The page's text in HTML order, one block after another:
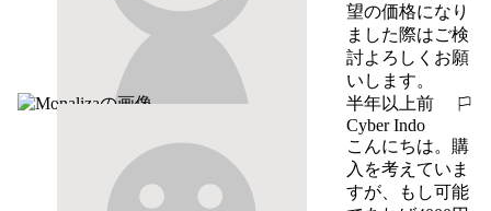
望の価格になり
ました際はご検
討よろしくお願
いします。
半年以上前
報告する
Cyber Indo
こんにちは。購
入を考えていま
すが、もし可能